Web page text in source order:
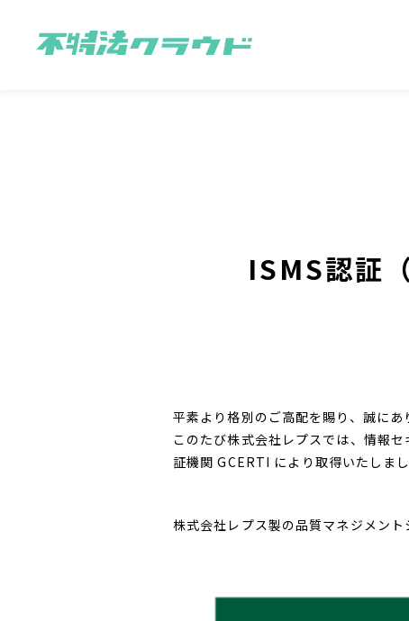
ISMS認証
平素より格別のご高配を賜り、誠にあ
このたび株式会社レプスでは、情報
証機関 GCERTI により取得いたしまし
株式会社レプス製の品質マネジメン